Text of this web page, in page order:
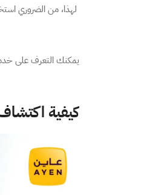
لهذا، من الضروري
يمكنك التعرف على
كيفية